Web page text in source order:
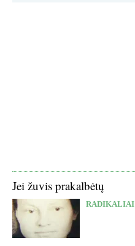
Jei žuvis prakalbėtų
RADIKALIAI